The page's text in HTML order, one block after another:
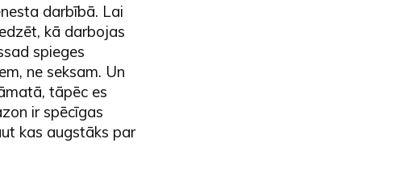
darbībā. Lai
kā darbojas
spieges
ne seksam. Un
tāpēc es
ir spēcīgas
kas augstāks par